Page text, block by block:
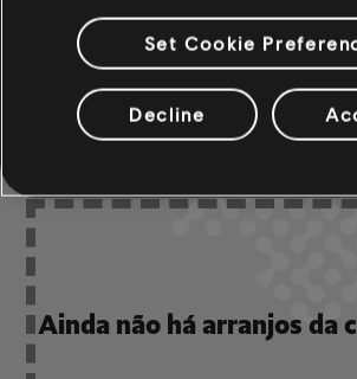
ARRANJOS
Ainda não há arranjos da
Set Cookie
Decline